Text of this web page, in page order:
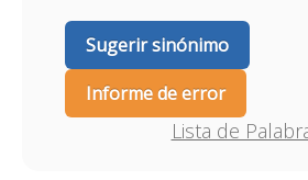
Sugerir sinónimo
Informe de error
Lista de